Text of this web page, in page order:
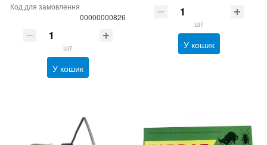
Код для замовлення
00000000826
шт
У кошик
шт
У кошик